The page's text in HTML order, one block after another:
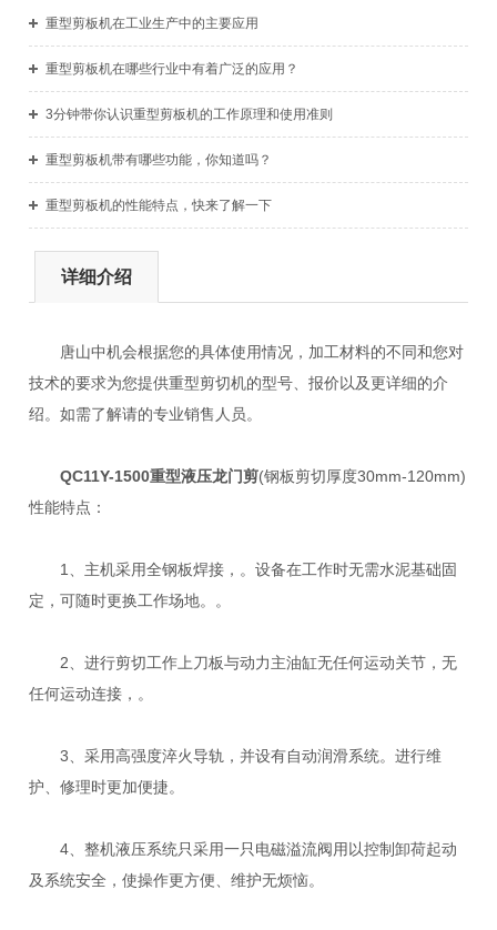
重型剪板机在工业生产中的主要应用
重型剪板机在哪些行业中有着广泛的应用？
3分钟带你认识重型剪板机的工作原理和使用准则
重型剪板机带有哪些功能，你知道吗？
重型剪板机的性能特点，快来了解一下
详细介绍
唐山中机会根据您的具体使用情况，加工材料的不同和您对
技术的要求为您提供重型剪切机的型号、报价以及更详细的介
绍。如需了解请的专业销售人员。
QC11Y-1500重型液压龙门剪(钢板剪切厚度30mm-120mm)
性能特点：
1、主机采用全钢板焊接，。设备在工作时无需水泥基础固
定，可随时更换工作场地。。
2、进行剪切工作上刀板与动力主油缸无任何运动关节，无
任何运动连接，。
3、采用高强度淬火导轨，并设有自动润滑系统。进行维
护、修理时更加便捷。
4、整机液压系统只采用一只电磁溢流阀用以控制卸荷起动
及系统安全，使操作更方便、维护无烦恼。